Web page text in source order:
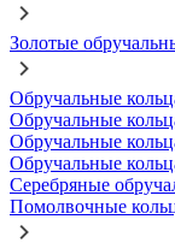
Золотые
Обручальные
Обручальные
Обручальные
Обручальные
Серебряные
Помолвочные